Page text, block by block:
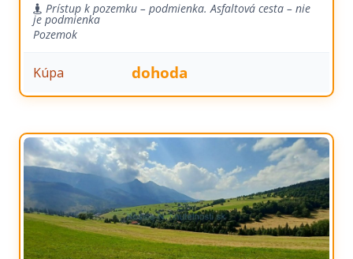
Prístup k pozemku – podmienka. Asfaltová cesta – nie
je podmienka
Pozemok
Kúpa dohoda